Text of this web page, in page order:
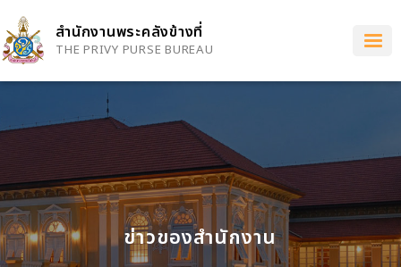
to
main
content
สำนักงานพระคลังข้างที่
THE PRIVY PURSE BUREAU
ข่าวของสำนักงาน